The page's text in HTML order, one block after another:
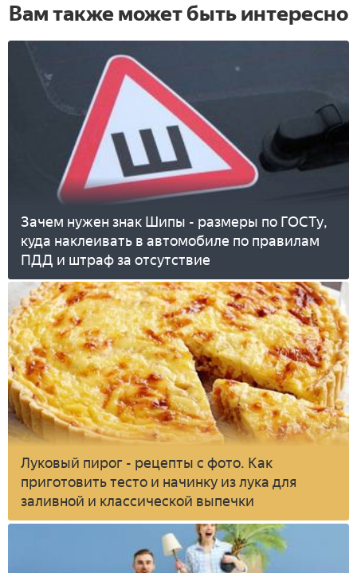
Вам также может быть интересно
Зачем нужен знак Шипы - размеры по ГОСТу,
куда наклеивать в автомобиле по правилам
ПДД и штраф за отсутствие
Луковый пирог - рецепты с фото. Как
приготовить тесто и начинку из лука для
заливной и классической выпечки